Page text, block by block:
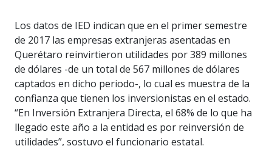
Los datos de IED indican que en el primer semestre
de 2017 las empresas extranjeras asentadas en
Querétaro reinvirtieron utilidades por 389 millones
de dólares -de un total de 567 millones de dólares
captados en dicho periodo-, lo cual es muestra de la
confianza que tienen los inversionistas en el estado.
“En Inversión Extranjera Directa, el 68% de lo que ha
llegado este año a la entidad es por reinversión de
utilidades”, sostuvo el funcionario estatal.